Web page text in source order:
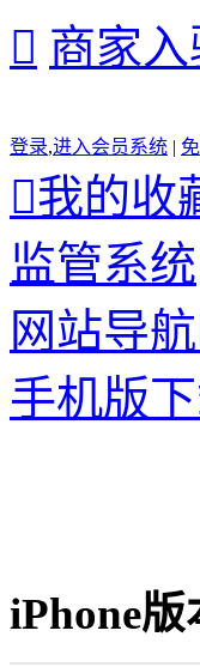
 商家入
登录,进入会员系统 |
我的收
监管系统
网站导航
手机版
iPhone版